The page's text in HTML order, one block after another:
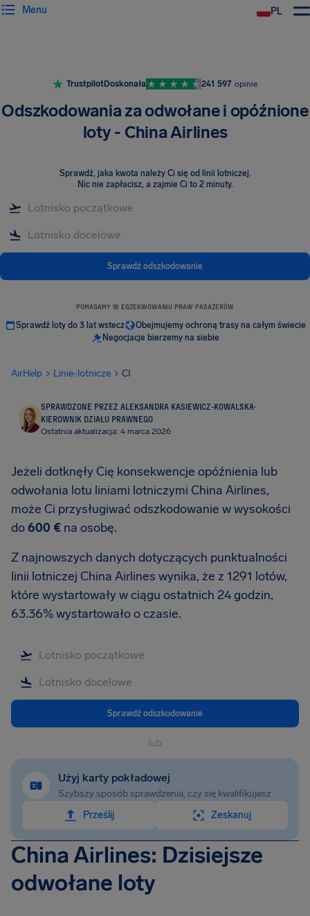
PL
Menu
TrustpilotDoskonała 241 597 opinie
Odszkodowania za odwołane i opóźnione
loty - China Airlines
Sprawdź, jaka kwota należy Ci się od linii lotniczej.
Nic nie zapłacisz, a zajmie Ci to 2 minuty.
Sprawdź odszkodowanie
POMAGAMY W EGZEKWOWANIU PRAW PASAŻERÓW
Sprawdź loty do 3 lat wstecz
Obejmujemy ochroną trasy na całym świecie
Negocjacje bierzemy na siebie
AirHelp Linie-lotnicze CI
SPRAWDZONE PRZEZ ALEKSANDRA KASIEWICZ-KOWALSKA·
KIEROWNIK DZIAŁU PRAWNEGO
Ostatnia aktualizacja: 4 marca 2026
Jeżeli dotknęły Cię konsekwencje opóźnienia lub
odwołania lotu liniami lotniczymi China Airlines,
może Ci przysługiwać odszkodowanie w wysokości
do600 € na osobę.
Z najnowszych danych dotyczących punktualności
linii lotniczej China Airlines wynika, że z 1291 lotów,
które wystartowały w ciągu ostatnich 24 godzin,
63.36% wystartowało o czasie.
Sprawdź odszkodowanie
lub
Użyj karty pokładowej
Szybszy sposób sprawdzenia, czy się kwalifikujesz
Prześlij
Zeskanuj
China Airlines: Dzisiejsze
odwołane loty